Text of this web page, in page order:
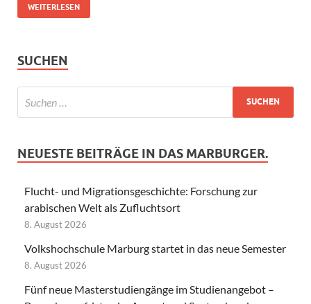
WEITERLESEN
SUCHEN
NEUESTE BEITRÄGE IN DAS MARBURGER.
Flucht- und Migrationsgeschichte: Forschung zur
arabischen Welt als Zufluchtsort
8. August 2026
Volkshochschule Marburg startet in das neue Semester
8. August 2026
Fünf neue Masterstudiengänge im Studienangebot –